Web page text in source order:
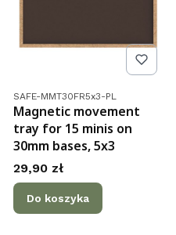
Kod produktu
SAFE-MMT30FR5x3-PL
Magnetic movement
tray for 15 minis on
30mm bases, 5x3
Cena
29,90 zł
Do koszyka